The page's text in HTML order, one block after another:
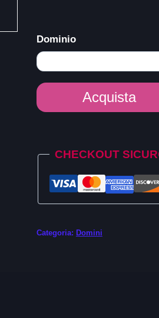
Dominio
Dominio
.computer
Acquista
CHECKOUT
Categoria: Domini